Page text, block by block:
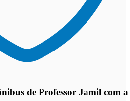
de Professor Jamil com a